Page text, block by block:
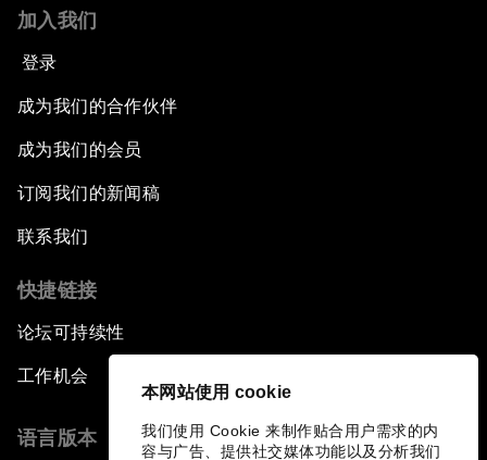
本网站使用 cookie
我们使用 Cookie 来制作贴合用户需求的内
容与广告、提供社交媒体功能以及分析我们
加入我们
登录
成为我们的合作伙伴
成为我们的会员
订阅我们的新闻稿
联系我们
快捷链接
论坛可持续性
工作机会
语言版本